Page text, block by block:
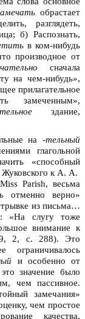
обрастает
разглядеть,
б) Распознать,
в ком-нибудь
производное от
сначала
на чем-нибудь»,
прилагательное
замеченным»,
здание,
на -тельный
глагольной
«способный
к А. А.
Parish, весьма
отменно верно»
из письма…
«На слугу тоже
внимание к
2, с. 288). Это
и особенно от
значение было
чем пассивное.
замечания»
чем простое
качества.